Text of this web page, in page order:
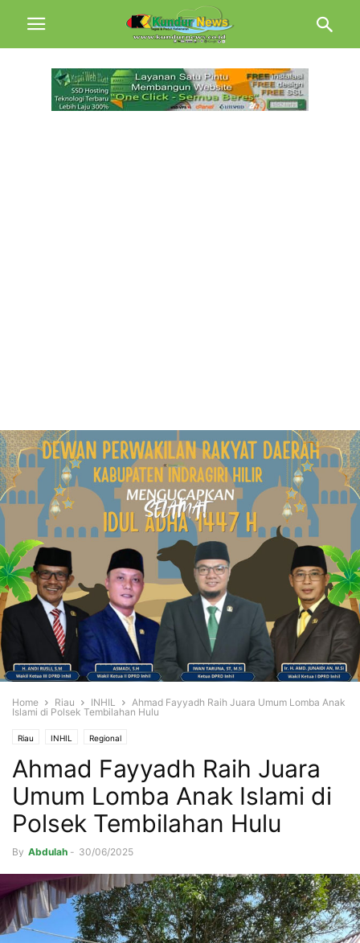
Home Riau INHIL
Ahmad Fayyadh Raih Juara Umum Lomba Anak
Islami di Polsek Tembilahan Hulu
Riau INHIL Regional
Ahmad Fayyadh Raih Juara
Umum Lomba Anak Islami di
Polsek Tembilahan Hulu
By Abdulah - 30/06/2025